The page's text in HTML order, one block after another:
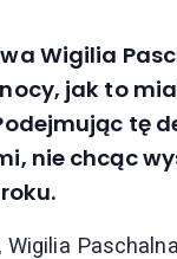
Wigilia
jak to
tę
nie chcąc
Wigilia